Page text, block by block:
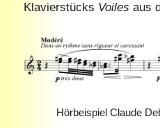
Klavierstücks Voiles aus
Hörbeispiel Claude